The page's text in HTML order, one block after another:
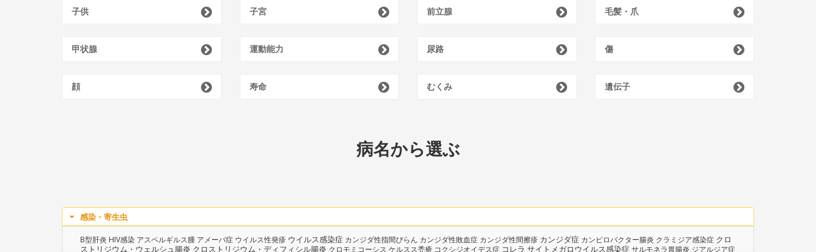
子供
甲状腺
顔
子宮
運動能力
寿命
前立腺
尿路
むくみ
毛髪・爪
傷
遺伝子
病名から選ぶ
感染・寄生虫
B型肝炎 HIV感染 アスペルギルス腫 アメーバ症 ウイルス性発疹 ウイルス感染症 カンジダ性指間びらん カンジダ性敗血症 カンジダ性間擦疹 カンジダ症 カンピロバクター腸炎 クラミジア感染症 クロ
ストリジウム・ウェルシュ腸炎 クロストリジウム・ディフィシル腸炎 クロモミコーシス ケルスス禿瘡 コクシジオイデス症 コレラ サイトメガロウイルス感染症 サルモネラ胃腸炎 ジアルジア症